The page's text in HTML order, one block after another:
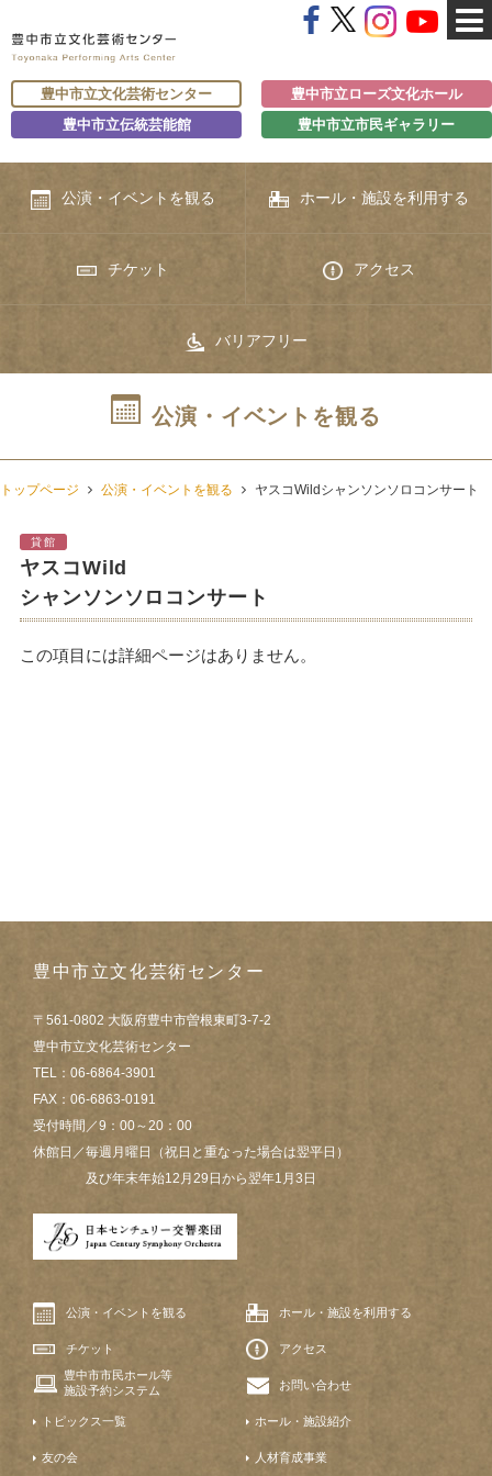
豊中市立文化芸術センター
豊中市立ローズ文化ホール
豊中市立伝統芸能館
豊中市立市民ギャラリー
公演・イベントを観る ホール・施設を利用する
チケット アクセス
バリアフリー
公演・イベントを観る
トップページ 公演・イベントを観る ヤスコWildシャンソンソロコンサート
貸館
ヤスコWild
シャンソンソロコンサート
この項目には詳細ページはありません。
豊中市立文化芸術センター
〒561-0802 大阪府豊中市曽根東町3-7-2
豊中市立文化芸術センター
TEL：06-6864-3901
FAX：06-6863-0191
受付時間／9：00～20：00
休館日／毎週月曜日（祝日と重なった場合は翌平日）
及び年末年始12月29日から翌年1月3日
公演・イベントを観る ホール・施設を利用する
チケット
アクセス
豊中市市民ホール等
施設予約システム
お問い合わせ
トピックス一覧 ホール・施設紹介
友の会 人材育成事業